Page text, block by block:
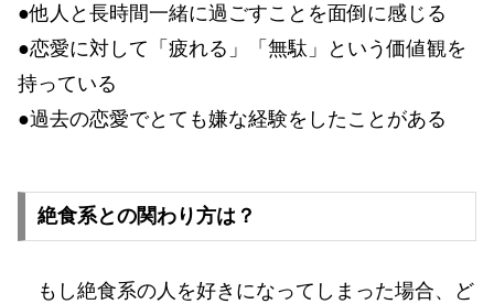
●他人と長時間一緒に過ごすことを面倒に感じる
●恋愛に対して「疲れる」「無駄」という価値観を
持っている
●過去の恋愛でとても嫌な経験をしたことがある
絶食系との関わり方は？
もし絶食系の人を好きになってしまった場合、ど